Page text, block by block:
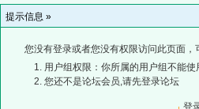
提示信息 »
您没有登录或者您没有权限访问此页面，
用户组权限：你所属的用户组不能使
您还不是论坛会员,请先登录论坛
登